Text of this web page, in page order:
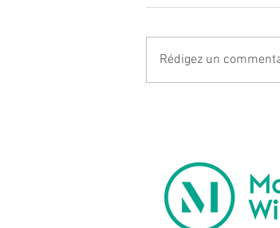
Rédigez un